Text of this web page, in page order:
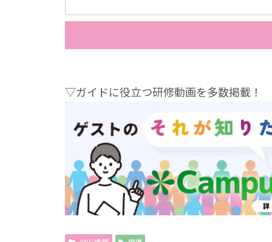
▽ガイドに役立つ研修動画を多数掲載！